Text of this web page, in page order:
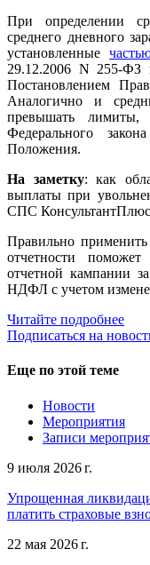
При определении
среднего дневного
установленные
29.12.2006 N 255-
Постановлением
Аналогично и
превышать лимиты,
Федерального
Положения.
На заметку: как
выплаты при
СПС
Правильно
отчетности
отчетной кампании
НДФЛ с учетом
Читайте подробнее
Подписаться на
Еще по этой теме
Новости
Мероприятия
Записи
9 июля 2026 г.
Упрощенная
платить страховые
22 мая 2026 г.